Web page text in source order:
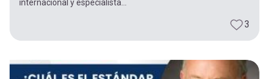
internacional y especialista...
3